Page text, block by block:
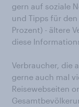
gern auf soziale
und Tipps für
Prozent) - ältere
diese
Verbraucher, die
gerne auch mal
Reisewebseiten